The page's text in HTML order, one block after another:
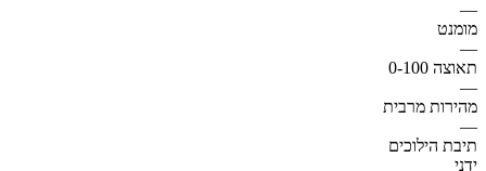
—
מומנט
—
תאוצה 0-100
—
מהירות מרבית
—
תיבת הילוכים
ידני